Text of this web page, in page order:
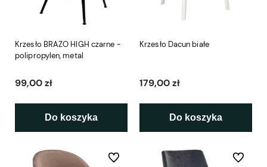
Krzesło BRAZO HIGH czarne -
polipropylen, metal
99,00 zł
Do koszyka
Krzesło Dacun białe
179,00 zł
Do koszyka
Do ulubionych Do